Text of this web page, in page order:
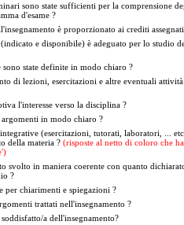
sono state sufficienti per la comprensione
d'esame ?
è proporzionato ai crediti
e disponibile) è adeguato per lo studio
sono state definite in modo chiaro ?
di lezioni, esercitazioni e altre eventuali
l'interesse verso la disciplina ?
in modo chiaro ?
(esercitazioni, tutorati, laboratori, ...
della materia ? (risposte al netto di coloro che
svolto in maniera coerente con quanto
?
per chiarimenti e spiegazioni ?
trattati nell'insegnamento ?
a dell'insegnamento?